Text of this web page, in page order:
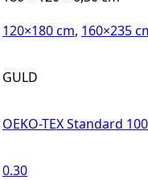
120×180 cm, 160×235
GULD
OEKO-TEX Standard
0.30